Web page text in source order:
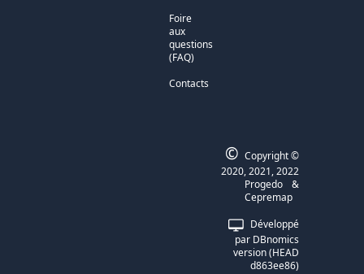
Foire
aux
questions
(FAQ)
Contacts
Développé
par DBnomics
version(HEAD
d863ee86)
© Copyright ©
2020, 2021, 2022
Progedo
&
Cepremap